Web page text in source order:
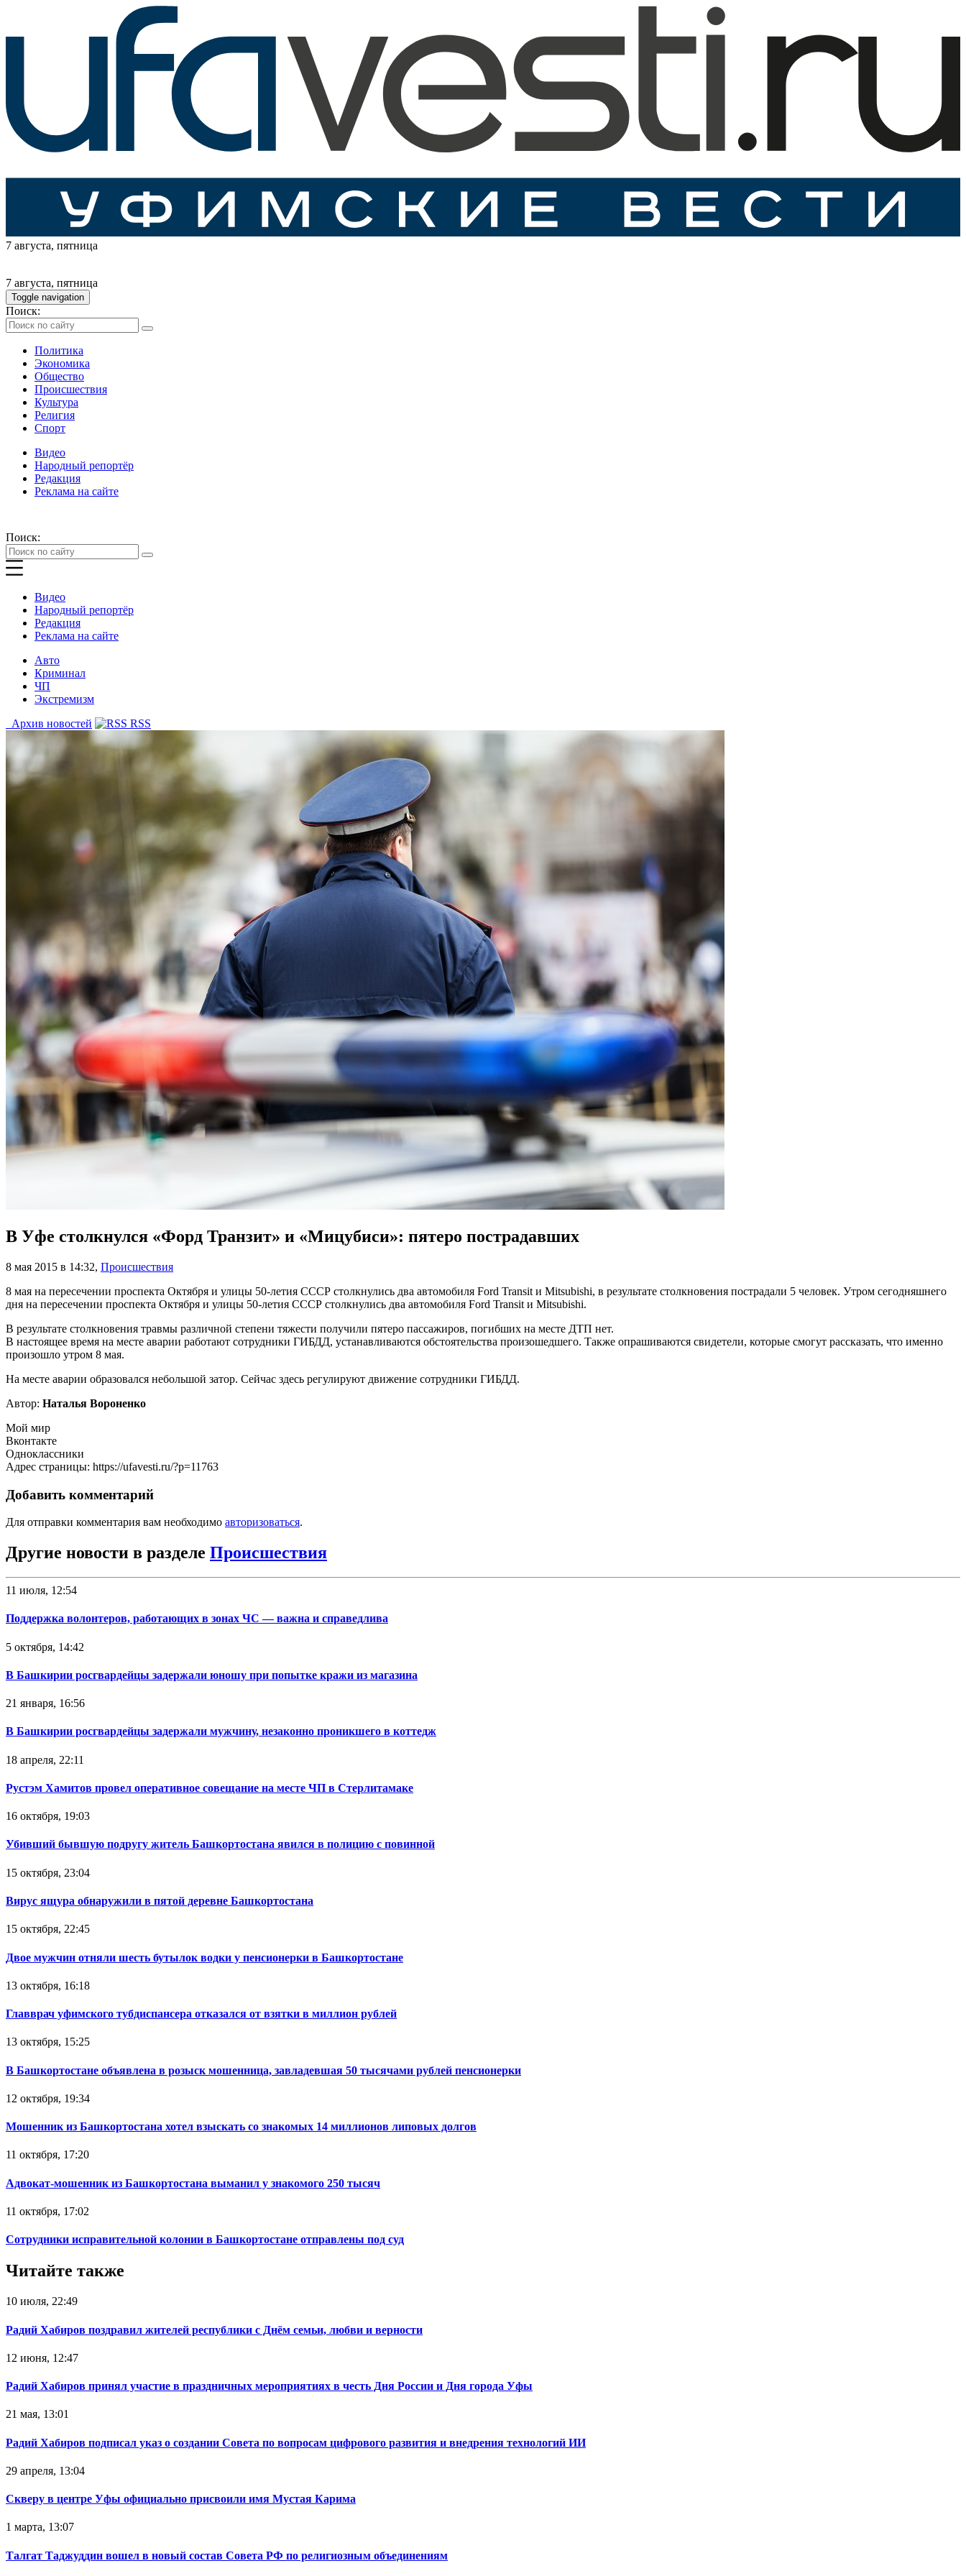
7 августа, пятница
7 августа, пятница
Toggle navigation
Поиск:
Политика
Экономика
Общество
Происшествия
Культура
Религия
Спорт
Видео
Народный репортёр
Редакция
Реклама на сайте
Поиск:
Видео
Народный репортёр
Редакция
Реклама на сайте
Авто
Криминал
ЧП
Экстремизм
Архив новостей
RSS
В Уфе столкнулся «Форд Транзит» и «Мицубиси»: пятеро пострадавших
8 мая 2015 в 14:32, Происшествия
8 мая на пересечении проспекта Октября и улицы 50-летия СССР столкнулись два автомобиля Ford Transit и Mitsubishi, в результате столкновения пострадали 5 человек. Утром сегодняшнего
дня на пересечении проспекта Октября и улицы 50-летия СССР столкнулись два автомобиля Ford Transit и Mitsubishi.
В результате столкновения травмы различной степени тяжести получили пятеро пассажиров, погибших на месте ДТП нет.
В настоящее время на месте аварии работают сотрудники ГИБДД, устанавливаются обстоятельства произошедшего. Также опрашиваются свидетели, которые смогут рассказать, что именно
произошло утром 8 мая.
На месте аварии образовался небольшой затор. Сейчас здесь регулируют движение сотрудники ГИБДД.
Автор: Наталья Вороненко
Мой мир
Вконтакте
Одноклассники
Адрес страницы: https://ufavesti.ru/?p=11763
Добавить комментарий
Для отправки комментария вам необходимо авторизоваться.
Другие новости в разделе Происшествия
11 июля, 12:54
Поддержка волонтеров, работающих в зонах ЧС — важна и справедлива
5 октября, 14:42
В Башкирии росгвардейцы задержали юношу при попытке кражи из магазина
21 января, 16:56
В Башкирии росгвардейцы задержали мужчину, незаконно проникшего в коттедж
18 апреля, 22:11
Рустэм Хамитов провел оперативное совещание на месте ЧП в Стерлитамаке
16 октября, 19:03
Убивший бывшую подругу житель Башкортостана явился в полицию с повинной
15 октября, 23:04
Вирус ящура обнаружили в пятой деревне Башкортостана
15 октября, 22:45
Двое мужчин отняли шесть бутылок водки у пенсионерки в Башкортостане
13 октября, 16:18
Главврач уфимского тубдиспансера отказался от взятки в миллион рублей
13 октября, 15:25
В Башкортостане объявлена в розыск мошенница, завладевшая 50 тысячами рублей пенсионерки
12 октября, 19:34
Мошенник из Башкортостана хотел взыскать со знакомых 14 миллионов липовых долгов
11 октября, 17:20
Адвокат-мошенник из Башкортостана выманил у знакомого 250 тысяч
11 октября, 17:02
Сотрудники исправительной колонии в Башкортостане отправлены под суд
Читайте также
10 июля, 22:49
Радий Хабиров поздравил жителей республики с Днём семьи, любви и верности
12 июня, 12:47
Радий Хабиров принял участие в праздничных мероприятиях в честь Дня России и Дня города Уфы
21 мая, 13:01
Радий Хабиров подписал указ о создании Совета по вопросам цифрового развития и внедрения технологий ИИ
29 апреля, 13:04
Скверу в центре Уфы официально присвоили имя Мустая Карима
1 марта, 13:07
Талгат Таджуддин вошел в новый состав Совета РФ по религиозным объединениям